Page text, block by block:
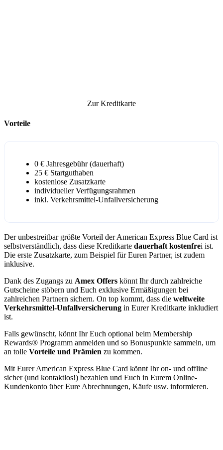
Zur Kreditkarte
Vorteile
0 € Jahresgebühr (dauerhaft)
25 € Startguthaben
kostenlose Zusatzkarte
individueller Verfügungsrahmen
inkl. Verkehrsmittel-Unfallversicherung
Der unbestreitbar größte Vorteil der American Express Blue Card ist
selbstverständlich, dass diese Kreditkarte dauerhaft kostenfrei ist.
Die erste Zusatzkarte, zum Beispiel für Euren Partner, ist zudem
inklusive.
Dank des Zugangs zu Amex Offers könnt Ihr durch zahlreiche
Gutscheine stöbern und Euch exklusive Ermäßigungen bei
zahlreichen Partnern sichern. On top kommt, dass die weltweite
Verkehrsmittel-Unfallversicherung in Eurer Kreditkarte inkludiert
ist.
Falls gewünscht, könnt Ihr Euch optional beim Membership
Rewards® Programm anmelden und so Bonuspunkte sammeln, um
an tolle Vorteile und Prämien zu kommen.
Mit Eurer American Express Blue Card könnt Ihr on- und offline
sicher (und kontaktlos!) bezahlen und Euch in Eurem Online-
Kundenkonto über Eure Abrechnungen, Käufe usw. informieren.